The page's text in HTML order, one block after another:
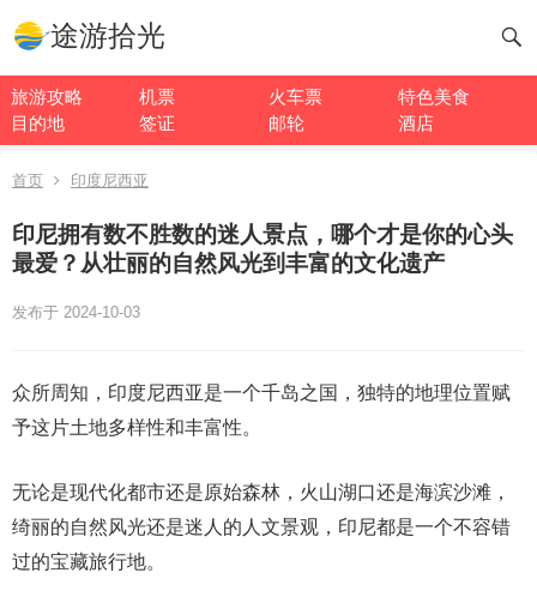
途游拾光
旅游攻略 机票 火车票
特色美食
目的地
签证 邮轮 酒店
首页 印度尼西亚
印尼拥有数不胜数的迷人景点，哪个才是你的心头
最爱？从壮丽的自然风光到丰富的文化遗产
发布于 2024-10-03
众所周知，印度尼西亚是一个千岛之国，独特的地理位置赋
予这片土地多样性和丰富性。
无论是现代化都市还是原始森林，火山湖口还是海滨沙滩，
绮丽的自然风光还是迷人的人文景观，印尼都是一个不容错
过的宝藏旅行地。